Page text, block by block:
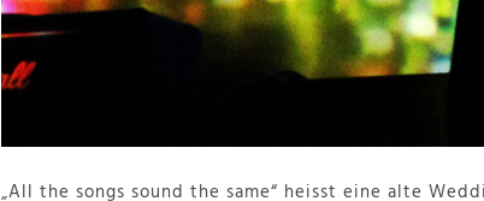
„All the songs sound the same“ heisst eine alte